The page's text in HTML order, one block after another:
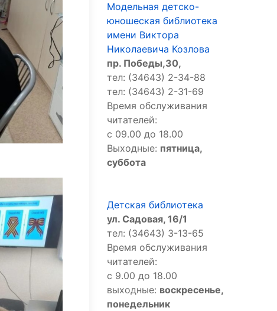
Модельная детско-
юношеская библиотека
имени Виктора
Николаевича Козлова
пр. Победы,30,
тел: (34643) 2-34-88
тел: (34643) 2-31-69
Время обслуживания
читателей:
с 09.00 до 18.00
Выходные: пятница,
суббота
Детская библиотека
ул. Садовая, 16/1
тел: (34643) 3-13-65
Время обслуживания
читателей:
с 9.00 до 18.00
выходные: воскресенье,
понедельник